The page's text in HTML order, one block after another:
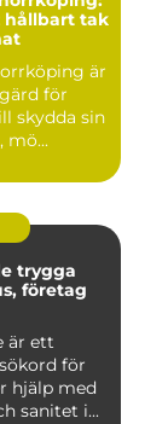
hållbart tak
är
för
skydda sin
mö...
företag
är ett
för
hjälp med
sanitet i...